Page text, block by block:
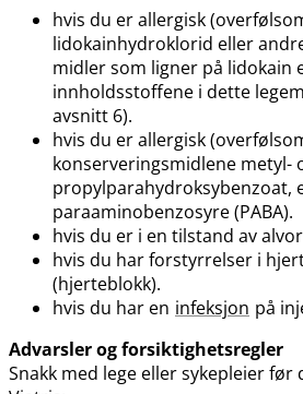
hvis du er allergisk
lidokainhydroklorid eller
midler som ligner på lidokain
innholdsstoffene i dette
avsnitt 6).
hvis du er allergisk
konserveringsmidlene metyl-
propylparahydroksybenzoat,
paraaminobenzosyre (PABA).
hvis du er i en tilstand av
hvis du har forstyrrelser i
(hjerteblokk).
hvis du har en infeksjon på
Advarsler og forsiktighetsregler
Snakk med lege eller sykepleier før